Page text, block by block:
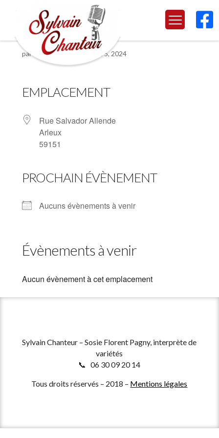

Arleux
par Sylvain Chanteur Déc 5, 2024
EMPLACEMENT
Rue Salvador Allende
Arleux
59151
PROCHAIN ÉVÈNEMENT
Aucuns évènements à venir
Évènements à venir
Aucun évènement à cet emplacement
Sylvain Chanteur – Sosie Florent Pagny, interprète de
variétés
📞 06 30 09 20 14
Tous droits réservés – 2018 – Mentions légales